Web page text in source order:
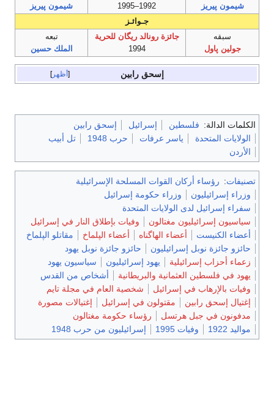
شيمون پيريز
1992–1995
شيمون پيريز
جـوائـز
سبقه
جولين پاول
جائزة رونالد ريگان للحرية
1994
تبعه
الملك حسين
أظهر إسحق رابين
الكلمات الدالة: فلسطين إسرائيل
إسحق رابين
الولايات المتحدة
ياسر عرفات حرب 1948
تل أبيب
الأردن
تصنيفات: رؤساء أركان القوات المسلحة الإسرائيلية
وزراء إسرائيليون
وزراء حكومة إسرائيل
سفراء إسرائيل لدى الولايات المتحدة
سياسيون إسرائيليون مغتالون
وفيات بإطلاق النار في إسرائيل
أعضاء الكنيست
أعضاء الهاگناه أعضاء الپلماخ
مقاتلو الپلماخ
حائزو جائزة نوبل إسرائيليون
حائزو جائزة نوبل يهود
زعماء أحزاب إسرائيلية
يهود إسرائيليون
سياسيون يهود
يهود في فلسطين العثمانية والبريطانية
أشخاص من القدس
وفيات بالإرهاب في إسرائيل
شخصية العام في مجلة تايم
إغتيال إسحق رابين
مقتولون في إسرائيل
إغتيالات مصورة
مدفونون في جبل هرتسل
رؤساء حكومة مغتالون
مواليد 1922
وفيات 1995 إسرائيليون من حرب 1948